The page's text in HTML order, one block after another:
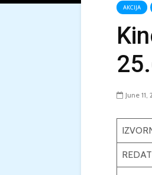
AKCIJA
June 11,